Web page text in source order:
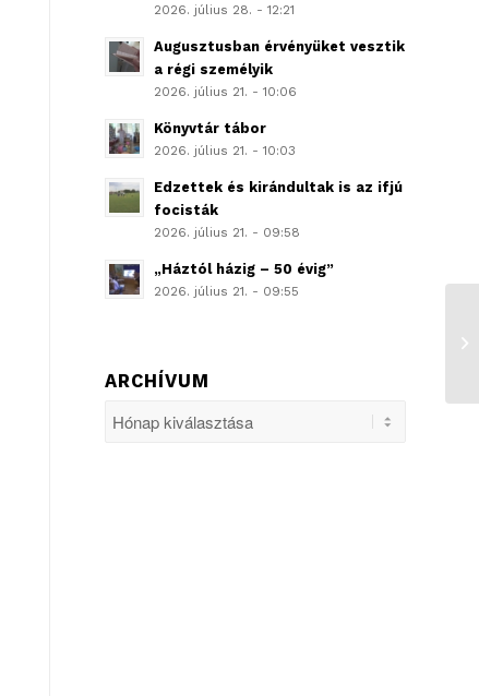
2026. július 28. - 12:21
Augusztusban érvényüket vesztik
a régi személyik
2026. július 21. - 10:06
Könyvtár tábor
2026. július 21. - 10:03
Edzettek és kirándultak is az ifjú
focisták
2026. július 21. - 09:58
„Háztól házig – 50 évig”
2026. július 21. - 09:55
ARCHÍVUM